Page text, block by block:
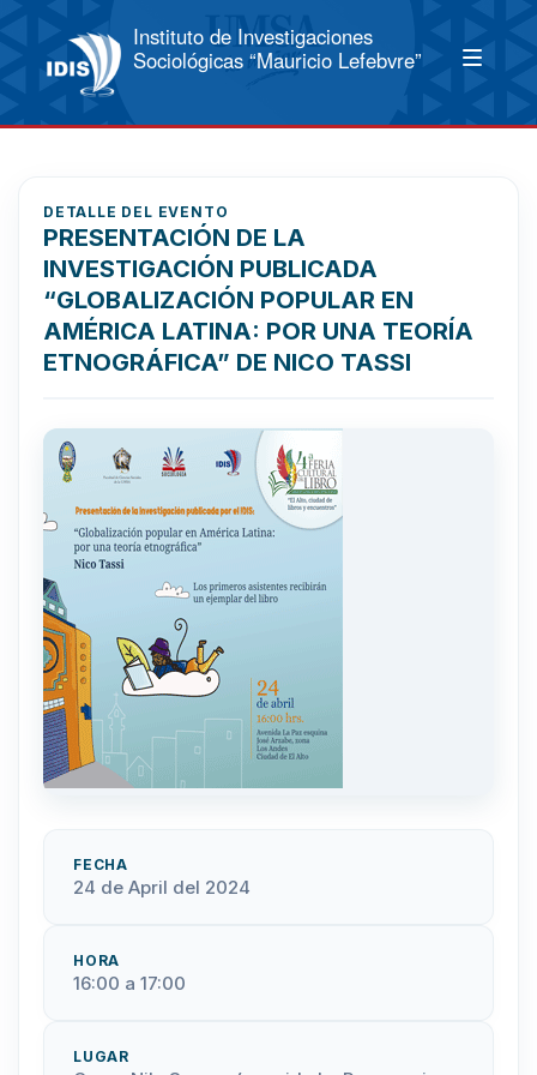
Instituto de Investigaciones
Sociológicas “Mauricio Lefebvre”
DETALLE DEL EVENTO
PRESENTACIÓN DE LA
INVESTIGACIÓN PUBLICADA
“GLOBALIZACIÓN POPULAR EN
AMÉRICA LATINA: POR UNA TEORÍA
ETNOGRÁFICA” DE NICO TASSI
FECHA
24 de April del 2024
HORA
16:00 a 17:00
LUGAR